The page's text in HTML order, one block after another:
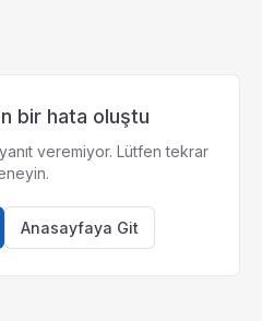
bir hata oluştu
veremiyor. Lütfen tekrar
Anasayfaya Git